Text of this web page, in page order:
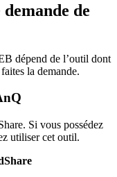
de
dépend de l’outil dont
la demande.
Si vous possédez
utiliser cet outil.